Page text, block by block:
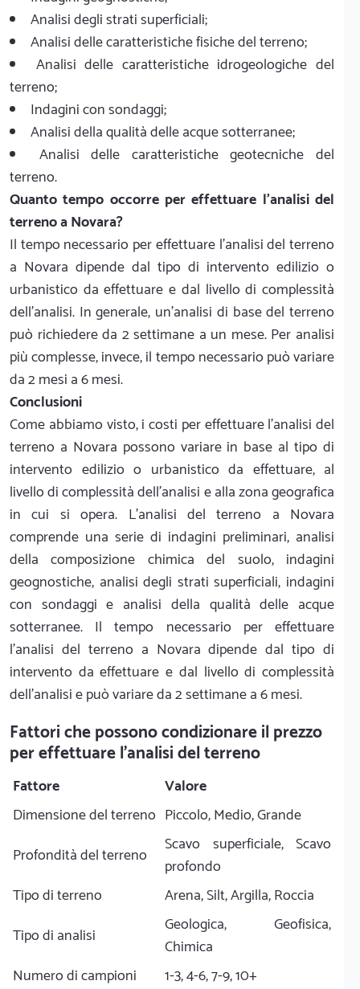
Analisi degli strati superficiali;
Analisi delle caratteristiche fisiche del terreno;
Analisi delle caratteristiche idrogeologiche del
terreno;
Indagini con sondaggi;
Analisi della qualità delle acque sotterranee;
Analisi delle caratteristiche geotecniche del
terreno.
Quanto tempo occorre per effettuare l'analisi del
terreno a Novara?
Il tempo necessario per effettuare l’analisi del terreno
a Novara dipende dal tipo di intervento edilizio o
urbanistico da effettuare e dal livello di complessità
dell’analisi. In generale, un’analisi di base del terreno
può richiedere da 2 settimane a un mese. Per analisi
più complesse, invece, il tempo necessario può variare
da 2 mesi a 6 mesi.
Conclusioni
Come abbiamo visto, i costi per effettuare l'analisi del
terreno a Novara possono variare in base al tipo di
intervento edilizio o urbanistico da effettuare, al
livello di complessità dell’analisi e alla zona geografica
in cui si opera. L'analisi del terreno a Novara
comprende una serie di indagini preliminari, analisi
della composizione chimica del suolo, indagini
geognostiche, analisi degli strati superficiali, indagini
con sondaggi e analisi della qualità delle acque
sotterranee. Il tempo necessario per effettuare
l’analisi del terreno a Novara dipende dal tipo di
intervento da effettuare e dal livello di complessità
dell’analisi e può variare da 2 settimane a 6 mesi.
Fattori che possono condizionare il prezzo
per effettuare l'analisi del terreno
Fattore
Valore
Dimensione del terreno Piccolo, Medio, Grande
Profondità del terreno
Scavo superficiale, Scavo
profondo
Tipo di terreno
Arena, Silt, Argilla, Roccia
Tipo di analisi
Geologica, Geofisica,
Chimica
Numero di campioni
1-3, 4-6, 7-9, 10+